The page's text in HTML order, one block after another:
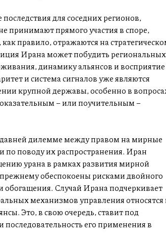
для соседних регионов,
прямого участия в споре,
правило, отражаются на
Ирана может побудить региональных
динамику альянсов и восприятие
и система сигналов уже являются
крупной державы, особенно в
– или поучительным –
дилемме между правом на мирные
поводу их распространения. Иран
урана в рамках развития мирной
обеспокоены рисками двойного
Случай Ирана подчеркивает
механизмов управления относятся
Это, в свою очередь, ставит под
его применения в